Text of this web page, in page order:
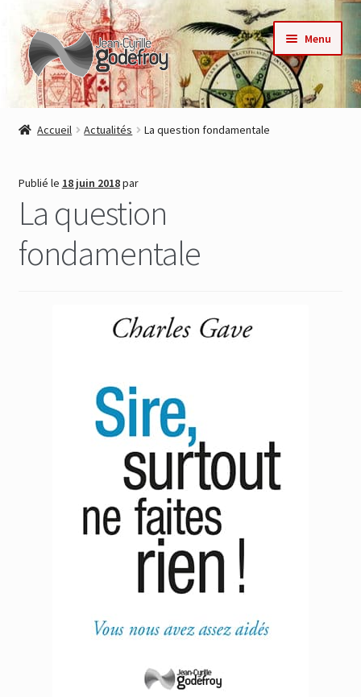
Aller
à
la
navigation
Aller
au
contenu
Menu
Accueil
Auteurs
Actualités
Accueil Actualités La question fondamentale
Publié le 18 juin 2018par
La question
fondamentale